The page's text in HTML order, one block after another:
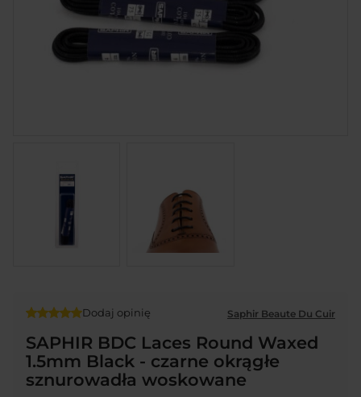
Dodaj opinię Saphir Beaute Du Cuir
SAPHIR BDC Laces Round Waxed
1.5mm Black - czarne okrągłe
sznurowadła woskowane